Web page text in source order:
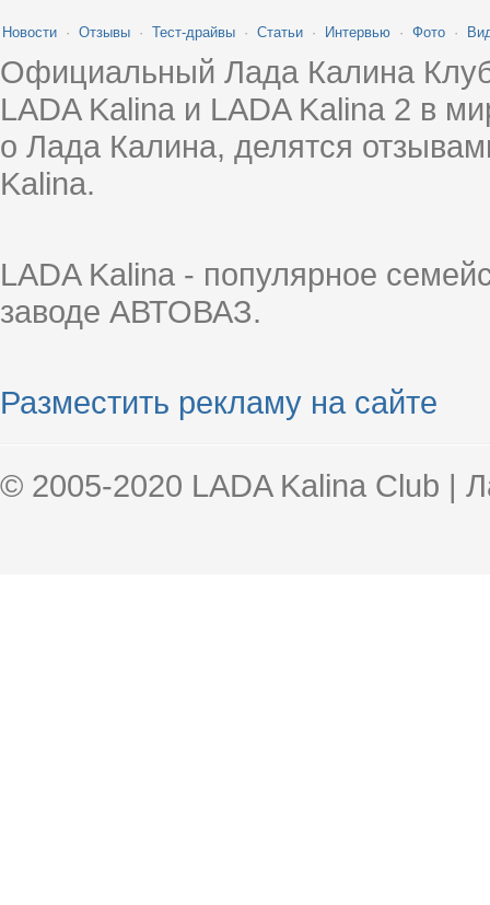
Новости · Отзывы · Тест-драйвы · Статьи · Интервью · Фото ·
Официальный Лада Калина
LADA Kalina и LADA Kalina 2 в
о Лада Калина, делятся
Kalina.
LADA Kalina - популярное
заводе АВТОВАЗ.
Разместить рекламу на сайте
© 2005-2020 LADA Kalina Club |